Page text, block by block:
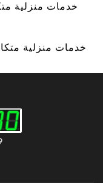
خدمات منزلية
خدمات منزلية